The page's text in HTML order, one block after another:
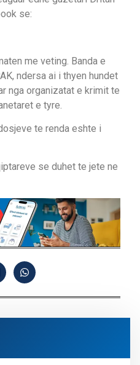
se:
me veting. Banda e
ndersa ai i thyen hundet
nga organizatat e krimit te
e tyre.
te renda eshte i
se duhet te jete ne